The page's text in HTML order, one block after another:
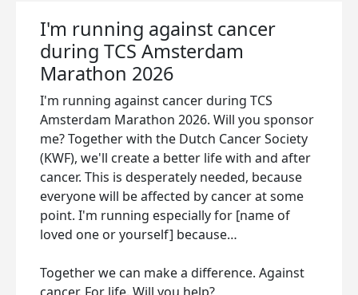
I'm running against cancer
during TCS Amsterdam
Marathon 2026
I'm running against cancer during TCS
Amsterdam Marathon 2026. Will you sponsor
me? Together with the Dutch Cancer Society
(KWF), we'll create a better life with and after
cancer. This is desperately needed, because
everyone will be affected by cancer at some
point. I'm running especially for [name of
loved one or yourself] because…
Together we can make a difference. Against